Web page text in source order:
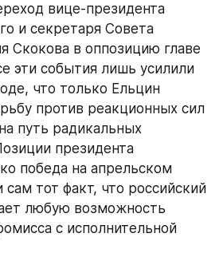
вице-президента
и секретаря Совета
Скокова в оппозицию главе
эти события лишь усилили
что только Ельцин
против реакционных сил
путь радикальных
президента
победа на апрельском
тот факт, что российский
любую возможность
с исполнительной